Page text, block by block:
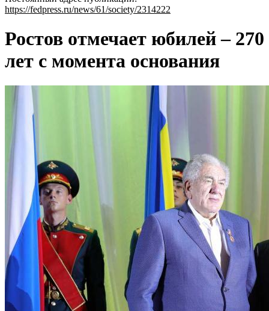
https://fedpress.ru/news/61/society/2314222
Ростов отмечает юбилей – 270
лет с момента основания